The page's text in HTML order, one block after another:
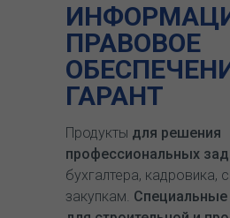
ПРАВОВОЕ
ГАРАНТ
Продукты для решения
профессиональных
бухгалтера, кадровика,
закупкам.